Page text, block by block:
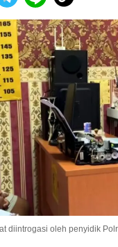
diintrogasi oleh penyidik